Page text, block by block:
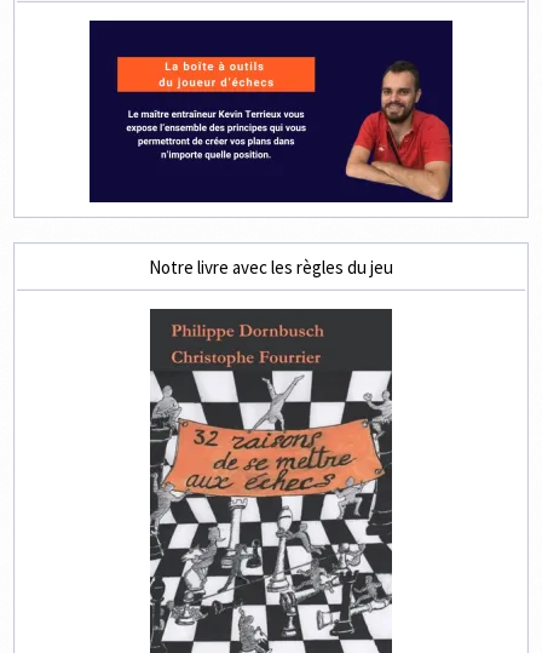
Notre livre avec les règles du jeu